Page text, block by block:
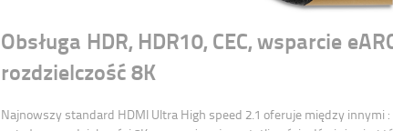
Obsługa HDR, HDR10, CEC, wsparcie
rozdzielczość 8K
Najnowszy standard HDMI Ultra High speed 2.1 oferuje między innymi :